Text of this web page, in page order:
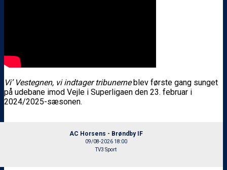
Vi’ Vestegnen, vi indtager tribunerneblev første gang sunget
på udebane imod Vejle i Superligaen den 23. februar i
2024/2025-sæsonen.
AC Horsens - Brøndby IF
09/08-2026 18:00
TV3 Sport